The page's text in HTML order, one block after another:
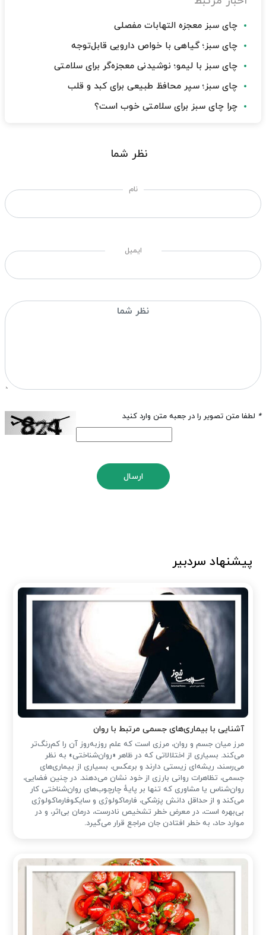
چای سبز معجزه التهابات مفصلی
چای سبز؛ گیاهی با خواص دارویی قابل‌توجه
چای سبز با لیمو؛ نوشیدنی معجزه‌گر برای سلامتی
چای سبز؛ سپر محافظ طبیعی برای کبد و قلب
چرا چای سبز برای سلامتی خوب است؟
نظر شما
نام
ایمیل
* لطفا متن تصویر را در جعبه متن وارد کنید
ارسال
پیشنهاد سردبیر
آشنایی با بیماری‌های جسمی مرتبط با روان
مرز میان جسم و روان، مرزی است که علم روزبه‌روز آن را کم‌رنگ‌تر
می‌کند. بسیاری از اختلالاتی که در ظاهر «روان‌شناختی» به نظر
می‌رسند، ریشه‌ای زیستی دارند و برعکس، بسیاری از بیماری‌های
جسمی، تظاهرات روانی بارزی از خود نشان می‌دهند. در چنین فضایی،
روان‌شناس یا مشاوری که تنها بر پایهٔ چارچوب‌های روان‌شناختی کار
می‌کند و از حداقل دانش پزشکی، فارماکولوژی و سایکوفارماکولوژی
بی‌بهره است، در معرض خطر تشخیص نادرست، درمان بی‌اثر، و در
موارد حاد، به خطر افتادن جان مراجع قرار می‌گیرد.